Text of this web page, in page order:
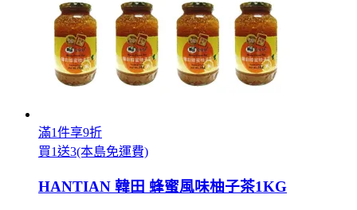
滿1件享9折
買1送3(本島免運費)
HANTIAN 韓田 蜂蜜風味柚子茶1KG